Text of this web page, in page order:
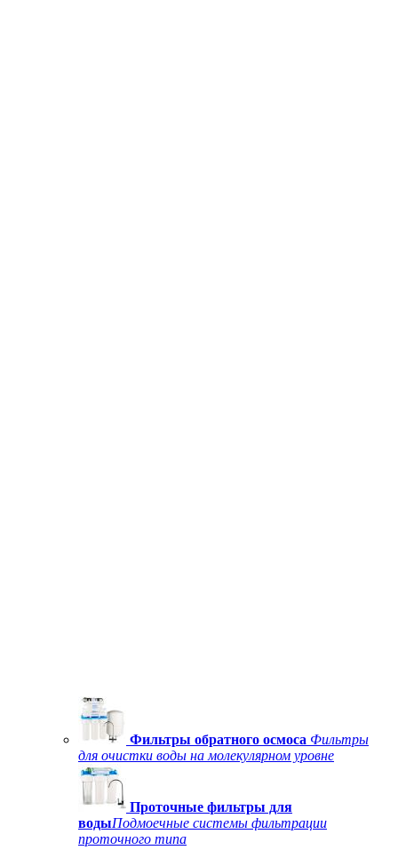
Фильтры обратного осмоса Фильтры
для очистки воды на молекулярном уровне
Проточные фильтры для
водыПодмоечные системы фильтрации
проточного типа